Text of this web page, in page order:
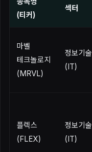
(티커)
섹터
마벨
테크놀로지
(MRVL)
정보기술
(IT)
플렉스
(FLEX)
정보기술
(IT)